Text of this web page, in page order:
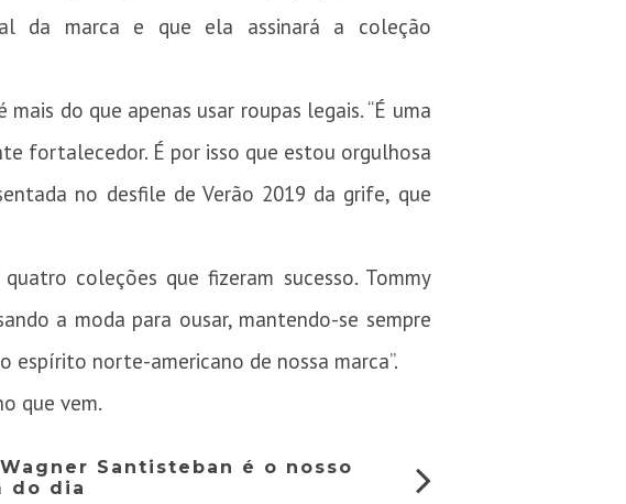
da marca e que ela assinará a coleção
do que apenas usar roupas legais. “É uma
fortalecedor. É por isso que estou orgulhosa
no desfile de Verão 2019 da grife, que
coleções que fizeram sucesso. Tommy
a moda para ousar, mantendo-se sempre
norte-americano de nossa marca”.
que vem.
Santisteban é o nosso
do dia